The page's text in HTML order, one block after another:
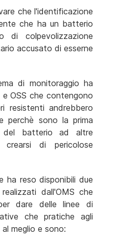
che l'identificazione
che ha un batterio
di colpevolizzazione
accusato di esserne
di monitoraggio ha
OSS che contengono
resistenti andrebbero
perchè sono la prima
del batterio ad altre
di pericolose
ha reso disponibili due
dall'OMS che
dare delle linee di
che pratiche agli
meglio e sono: